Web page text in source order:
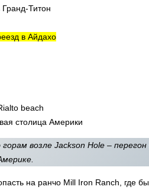
Титон
в Айдахо
beach
столица Америки
возле Jackson Hole –
на ранчо Mill Iron Ranch, где